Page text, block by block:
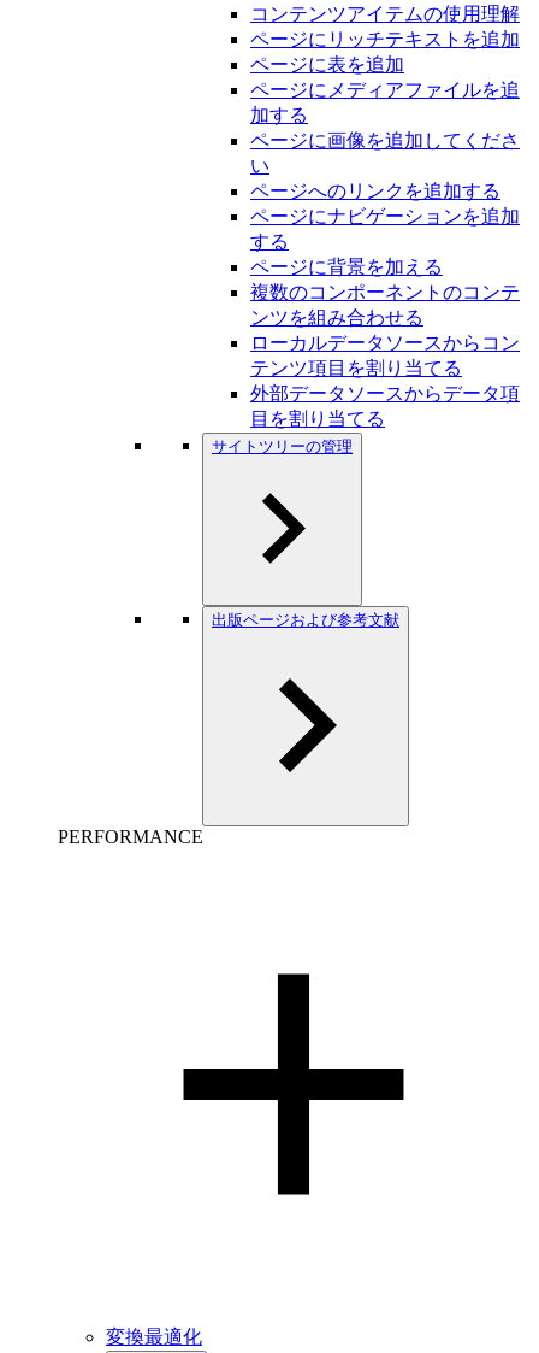
コンテンツアイテムの使用理解
ページにリッチテキストを追加
ページに表を追加
ページにメディアファイルを追
加する
ページに画像を追加してくださ
い
ページへのリンクを追加する
ページにナビゲーションを追加
する
ページに背景を加える
複数のコンポーネントのコンテ
ンツを組み合わせる
ローカルデータソースからコン
テンツ項目を割り当てる
外部データソースからデータ項
目を割り当てる
サイトツリーの管理
出版ページおよび参考文献
PERFORMANCE
変換最適化